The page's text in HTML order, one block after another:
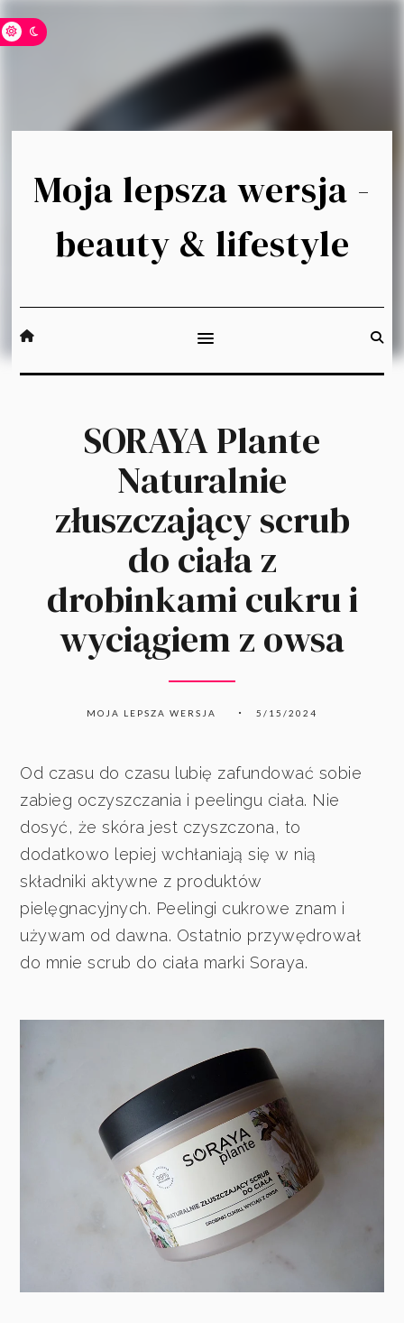
Moja lepsza wersja -
beauty & lifestyle
SORAYA Plante
Naturalnie
złuszczający scrub
do ciała z
drobinkami cukru i
wyciągiem z owsa
MOJA LEPSZA WERSJA 5/15/2024
Od czasu do czasu lubię zafundować sobie
zabieg oczyszczania i peelingu ciała. Nie
dosyć, że skóra jest czyszczona, to
dodatkowo lepiej wchłaniają się w nią
składniki aktywne z produktów
pielęgnacyjnych. Peelingi cukrowe znam i
używam od dawna. Ostatnio przywędrował
do mnie scrub do ciała marki Soraya.